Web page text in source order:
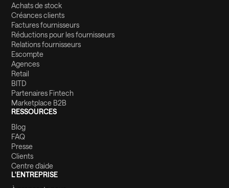
Achats de stock
Créances clients
Factures fournisseurs
Réductions pour les fournisseurs
Relations fournisseurs
Escompte
Agences
Retail
BITD
Partenaires Fintech
Marketplace B2B
RESSOURCES
Blog
FAQ
Presse
Clients
Centre d'aide
L'ENTREPRISE